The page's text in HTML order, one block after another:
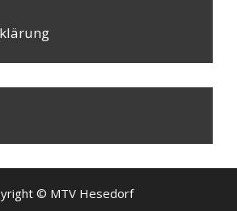
© MTV Hesedorf